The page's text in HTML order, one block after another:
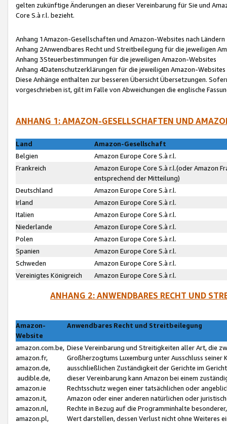
gelten zukünftige Änderungen an dieser Vereinbarung für Sie und
Core S.à r.l. bezieht.
Anhang 1Amazon-Gesellschaften und Amazon-Websites nach Ländern
Anhang 2Anwendbares Recht und Streitbeilegung für die jeweiligen
Anhang 3Steuerbestimmungen für die jeweiligen Amazon-Websites
Anhang 4Datenschutzerklärungen für die jeweiligen Amazon-Websites
Diese Anhänge enthalten zur besseren Übersicht Übersetzungen.
vorgeschrieben ist, gilt im Falle von Abweichungen die englische
ANHANG 1: AMAZON-GESELLSCHAFTEN UND
Land
Amazon-Gesellschaft
Belgien
Amazon Europe Core S.à r.l.
Frankreich
Amazon Europe Core S.à r.l.(oder Amazon
entsprechend der Mitteilung)
Deutschland
Amazon Europe Core S.à r.l.
Irland
Amazon Europe Core S.à r.l.
Italien
Amazon Europe Core S.à r.l.
Niederlande
Amazon Europe Core S.à r.l.
Polen
Amazon Europe Core S.à r.l.
Spanien
Amazon Europe Core S.à r.l.
Schweden
Amazon Europe Core S.à r.l.
Vereinigtes Königreich
Amazon Europe Core S.à r.l.
ANHANG 2: ANWENDBARES RECHT UND
Amazon-
Website
Anwendbares Recht und Streitbeilegung
amazon.com.be,
amazon.fr,
amazon.de,
audible.de,
amazon.ie
amazon.it,
amazon.nl,
amazon.pl,
Diese Vereinbarung und Streitigkeiten aller Art, die
Großherzogtums Luxemburg unter Ausschluss
ausschließlichen Zuständigkeit der Gerichte im
dieser Vereinbarung kann Amazon bei einem
Rechtsschutz wegen einer tatsächlichen oder
Amazon oder einer anderen natürlichen oder
Rechte in Bezug auf die Programminhalte
Wert darstellen, dessen Verlust nicht ohne Weiteres